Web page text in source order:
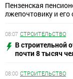
Пензенская
лжепочтовику и
08:07 СТРОИТЕЛЬСТВО
В строительной
почти 8 тысяч
08:00 СТРОИТЕЛЬСТВО